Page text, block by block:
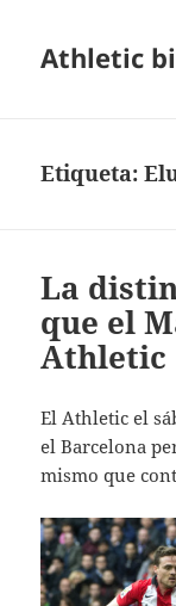
Athletic
Etiqueta:
La
que el
Athletic
El Athletic el
el Barcelona
mismo que